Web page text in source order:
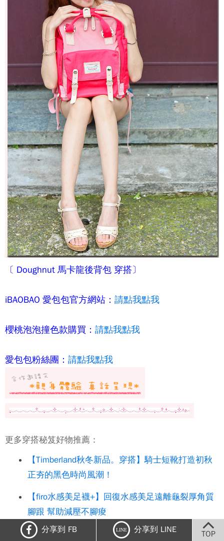
〔 Doughnut 馬卡龍後背包 穿搭〕
iBAOBAO 愛包包官方網站： 請點我點我
櫻桃泡泡撞色款購買： 請點我點我
愛包包粉絲團： 請點我點我
更多穿搭秘笈好物推薦：
【Timberland秋冬新品。穿搭】騎士短靴打造初秋
正夯的黑色時尚風潮！
【firo水感美足襪+】回復水感美足遠離龜裂厚角質
腳跟 幫助減壓不腳痠
【中華先生奈米高效機能防蚊衣】好穿輕盈又透
分享到 FB LINE 分享到 LINE TOP